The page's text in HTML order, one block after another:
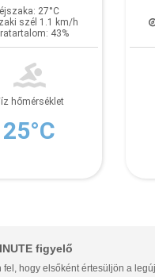
éjszaka: 27°C
szél 1.1 km/h
43%
hőmérséklet
25°C
figyelő
fel, hogy elsőként értesüljön a